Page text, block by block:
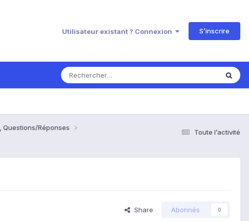
Utilisateur existant ? Connexion S’inscrire
Toute l’activité
Questions/Réponses
Share Abonnés 0